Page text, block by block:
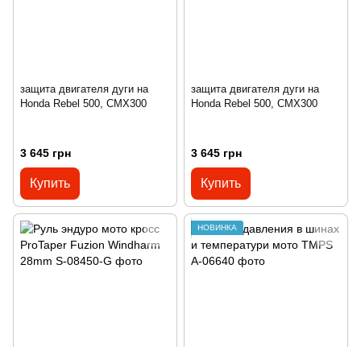
защита двигателя дуги на
Honda Rebel 500, CMX300
3 645 грн
Купить
защита двигателя дуги на
Honda Rebel 500, CMX300
3 645 грн
Купить
НОВИНКА